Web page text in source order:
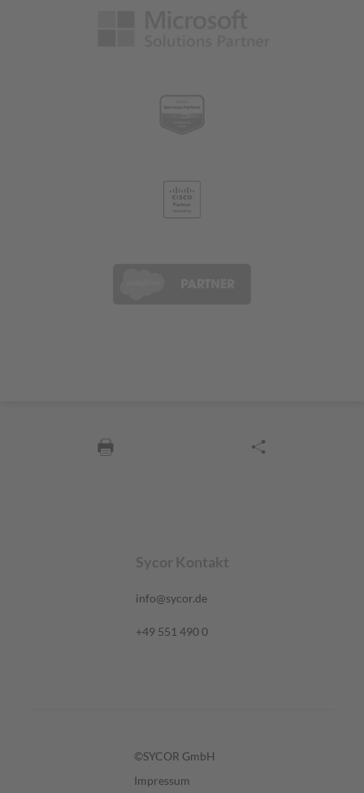
Sycor Kontakt
info@sycor.de
+49 551 490 0
©SYCOR GmbH
Impressum